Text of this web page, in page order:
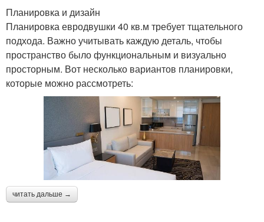
Планировка и дизайн
Планировка евродвушки 40 кв.м требует тщательного
подхода. Важно учитывать каждую деталь, чтобы
пространство было функциональным и визуально
просторным. Вот несколько вариантов планировки,
которые можно рассмотреть:
читать дальше →